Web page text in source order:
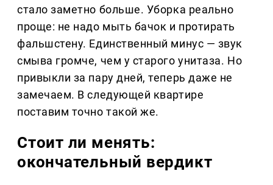
стало заметно больше. Уборка реально
проще: не надо мыть бачок и протирать
фальшстену. Единственный минус — звук
смыва громче, чем у старого унитаза. Но
привыкли за пару дней, теперь даже не
замечаем. В следующей квартире
поставим точно такой же.
Стоит ли менять:
окончательный вердикт